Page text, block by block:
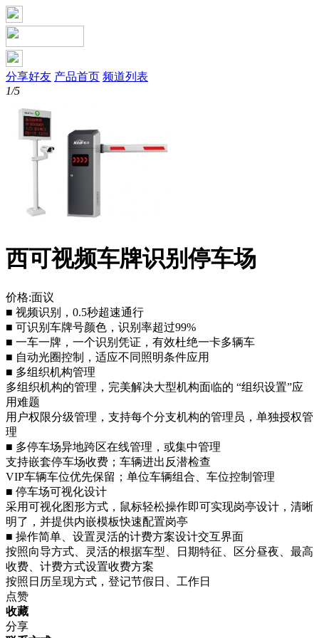
分享好友 产品首页 频道列表
1/5
西可视频车牌识别停车场
价格:面议
■ 视频识别，0.5秒超速通行
■ 可识别车牌号颜色，识别率超过99%
■ 一车一牌，一个识别凭证，有效杜绝一卡多辆车
■ 自动光圈控制，适应不同照明条件应用
■ 多组织机构管理
多组织机构的管理，完美解决大型机构面临的 “组织设置”应
用难题
用户权限分级管理，支持每个分支机构的管理员，单独授权管
理
■ 多停车场异地跨区在线管理，或集中管理
支持嵌套停车场收费；车辆进出反潜检查
VIP车辆车位优先保留；单位车辆组合、车位控制管理
■ 停车场可视化设计
采用可视化图形方式，鼠标轻松操作即可实现岗亭设计，清晰
明了，并提供内嵌模板快速配置岗亭
■ 操作简单、设置灵活的计费方案设计交互界面
按照向导方式、灵活的根据车型、日期特征、区分昼夜、最高
收费、计费方式设置收费方案
按照日历呈现方式，登记节假日、工作日
点赞
收藏
分享